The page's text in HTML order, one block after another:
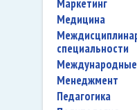
маркетинг
медицина
междисциплинарные
специальности
менеджмент
педагогика